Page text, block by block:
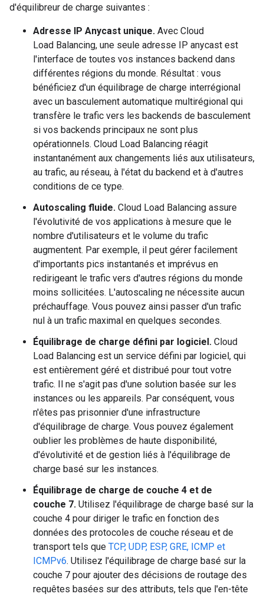
d'équilibreur de charge suivantes :
Adresse IP Anycast unique. Avec Cloud
Load Balancing, une seule adresse IP anycast est
l'interface de toutes vos instances backend dans
différentes régions du monde. Résultat : vous
bénéficiez d'un équilibrage de charge interrégional
avec un basculement automatique multirégional qui
transfère le trafic vers les backends de basculement
si vos backends principaux ne sont plus
opérationnels. Cloud Load Balancing réagit
instantanément aux changements liés aux utilisateurs,
au trafic, au réseau, à l'état du backend et à d'autres
conditions de ce type.
Autoscaling fluide. Cloud Load Balancing assure
l'évolutivité de vos applications à mesure que le
nombre d'utilisateurs et le volume du trafic
augmentent. Par exemple, il peut gérer facilement
d'importants pics instantanés et imprévus en
redirigeant le trafic vers d'autres régions du monde
moins sollicitées. L'autoscaling ne nécessite aucun
préchauffage. Vous pouvez ainsi passer d'un trafic
nul à un trafic maximal en quelques secondes.
Équilibrage de charge défini par logiciel. Cloud
Load Balancing est un service défini par logiciel, qui
est entièrement géré et distribué pour tout votre
trafic. Il ne s'agit pas d'une solution basée sur les
instances ou les appareils. Par conséquent, vous
n'êtes pas prisonnier d'une infrastructure
d'équilibrage de charge. Vous pouvez également
oublier les problèmes de haute disponibilité,
d'évolutivité et de gestion liés à l'équilibrage de
charge basé sur les instances.
Équilibrage de charge de couche 4 et de
couche 7. Utilisez l'équilibrage de charge basé sur la
couche 4 pour diriger le trafic en fonction des
données des protocoles de couche réseau et de
transport tels que TCP, UDP, ESP, GRE, ICMP et
ICMPv6. Utilisez l'équilibrage de charge basé sur la
couche 7 pour ajouter des décisions de routage des
requêtes basées sur des attributs, tels que l'en-tête